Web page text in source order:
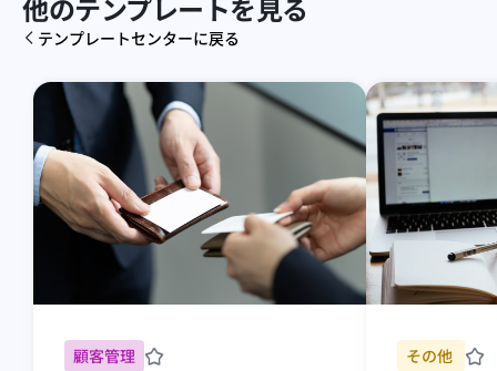
他のテンプレートを見る
テンプレートセンターに戻る
顧客管理 その他